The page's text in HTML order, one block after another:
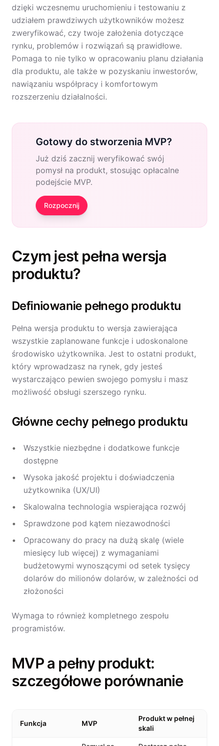
dzięki wczesnemu uruchomieniu i testowaniu z
udziałem prawdziwych użytkowników możesz
zweryfikować, czy twoje założenia dotyczące
rynku, problemów i rozwiązań są prawidłowe.
Pomaga to nie tylko w opracowaniu planu działania
dla produktu, ale także w pozyskaniu inwestorów,
nawiązaniu współpracy i komfortowym
rozszerzeniu działalności.
Gotowy do stworzenia MVP?
Już dziś zacznij weryfikować swój
pomysł na produkt, stosując opłacalne
podejście MVP.
Rozpocznij
Czym jest pełna wersja
produktu?
Definiowanie pełnego produktu
Pełna wersja produktu to wersja zawierająca
wszystkie zaplanowane funkcje i udoskonalone
środowisko użytkownika. Jest to ostatni produkt,
który wprowadzasz na rynek, gdy jesteś
wystarczająco pewien swojego pomysłu i masz
możliwość obsługi szerszego rynku.
Główne cechy pełnego produktu
Wszystkie niezbędne i dodatkowe funkcje
dostępne
Wysoka jakość projektu i doświadczenia
użytkownika (UX/UI)
Skalowalna technologia wspierająca rozwój
Sprawdzone pod kątem niezawodności
Opracowany do pracy na dużą skalę (wiele
miesięcy lub więcej) z wymaganiami
budżetowymi wynoszącymi od setek tysięcy
dolarów do milionów dolarów, w zależności od
złożoności
Wymaga to również kompletnego zespołu
programistów.
MVP a pełny produkt:
szczegółowe porównanie
Funkcja MVP
Produkt w pełnej
skali